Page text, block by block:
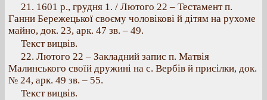
21. 1601 p., грудня 1. / Лютого 22 – Тестамент п.
Ганни Бережецької своєму чоловікові й дітям на рухоме
майно, док. 23, арк. 47 зв. – 49.
Текст вицвів.
22. Лютого 22 – Закладний запис п. Матвія
Малинського своїй дружині на с. Вербів й присілки, док.
№ 24, арк. 49 зв. – 55.
Текст вицвів.